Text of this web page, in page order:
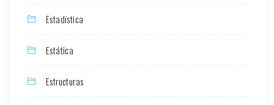
Estadística
Estática
Estructuras